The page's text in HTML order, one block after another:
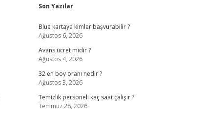
Sidebar
Son Yazılar
Blue kartaya kimler başvurabilir ?
Ağustos 6, 2026
Avans ücret midir ?
Ağustos 4, 2026
32 en boy oranı nedir ?
Ağustos 3, 2026
Temizlik personeli kaç saat çalışır ?
Temmuz 28, 2026